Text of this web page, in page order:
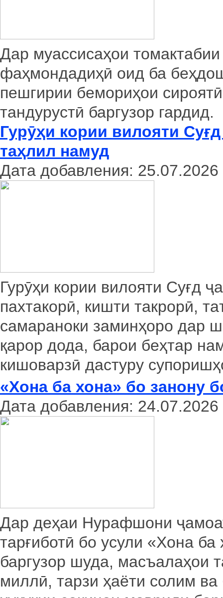
Дар муассисаҳои
фаҳмондадиҳӣ оид ба
пешгирии бемориҳои
тандурустӣ баргузор гардид.
Гурӯҳи кории вилояти
таҳлил намуд
Дата добавления: 25.07.2026
Гурӯҳи кории вилояти Суғд
пахтакорӣ, кишти такрорӣ,
самараноки заминҳоро дар
қарор дода, барои беҳтар
кишоварзӣ дастуру
«Хона ба хона» бо занону
Дата добавления: 24.07.2026
Дар деҳаи Нурафшони
тарғиботӣ бо усули «Хона
баргузор шуда, масъалаҳои
миллӣ, тарзи ҳаёти солим